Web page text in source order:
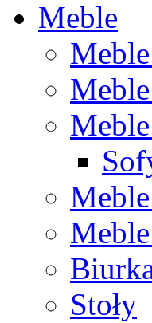
Meble
Stoły